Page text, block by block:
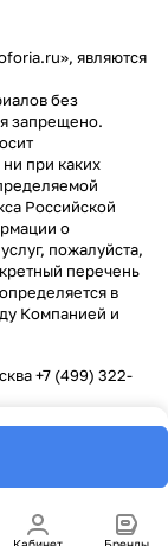
являются
без
запрещено.
при каких
Российской
о
пожалуйста,
перечень
в
Компанией и
+7 (499) 322-